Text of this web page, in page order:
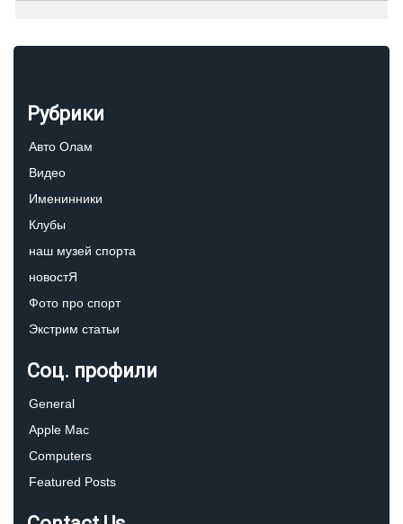
Рубрики
Авто Олам
Видео
Именинники
Клубы
наш музей спорта
новостЯ
Фото про спорт
Экстрим статьи
Соц. профили
General
Apple Mac
Computers
Featured Posts